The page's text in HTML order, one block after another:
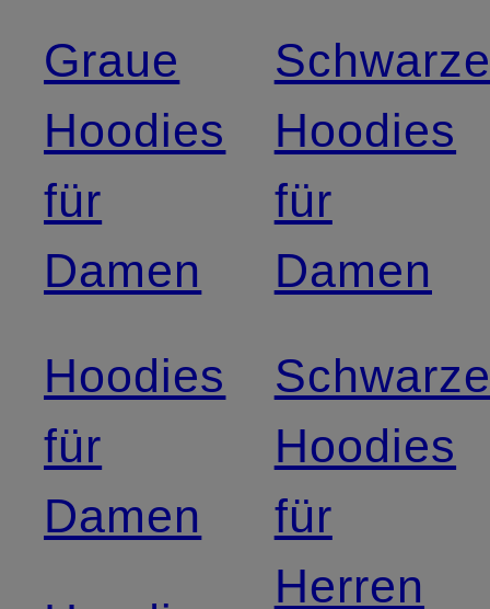
Graue
Hoodies
für
Damen
Hoodies
für
Damen
Hoodies
für
Damen
Hoodies
für
Herren